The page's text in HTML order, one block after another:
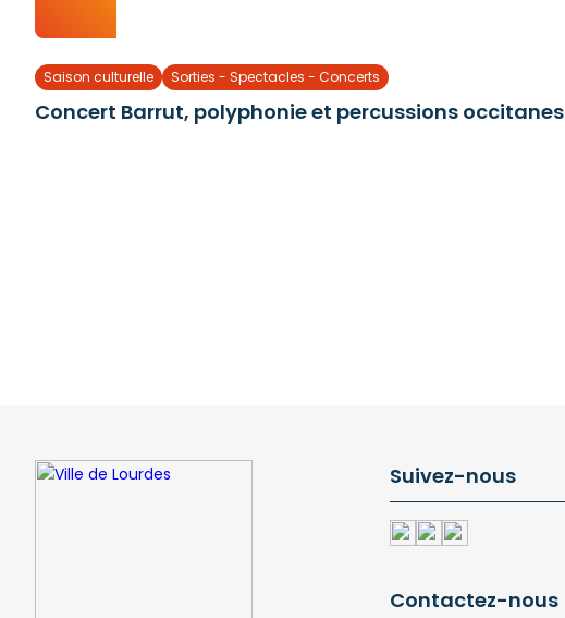
Saison culturelle Sorties - Spectacles - Concerts
Concert Barrut, polyphonie et percussions occitanes
Suivez-nous
Contactez-nous